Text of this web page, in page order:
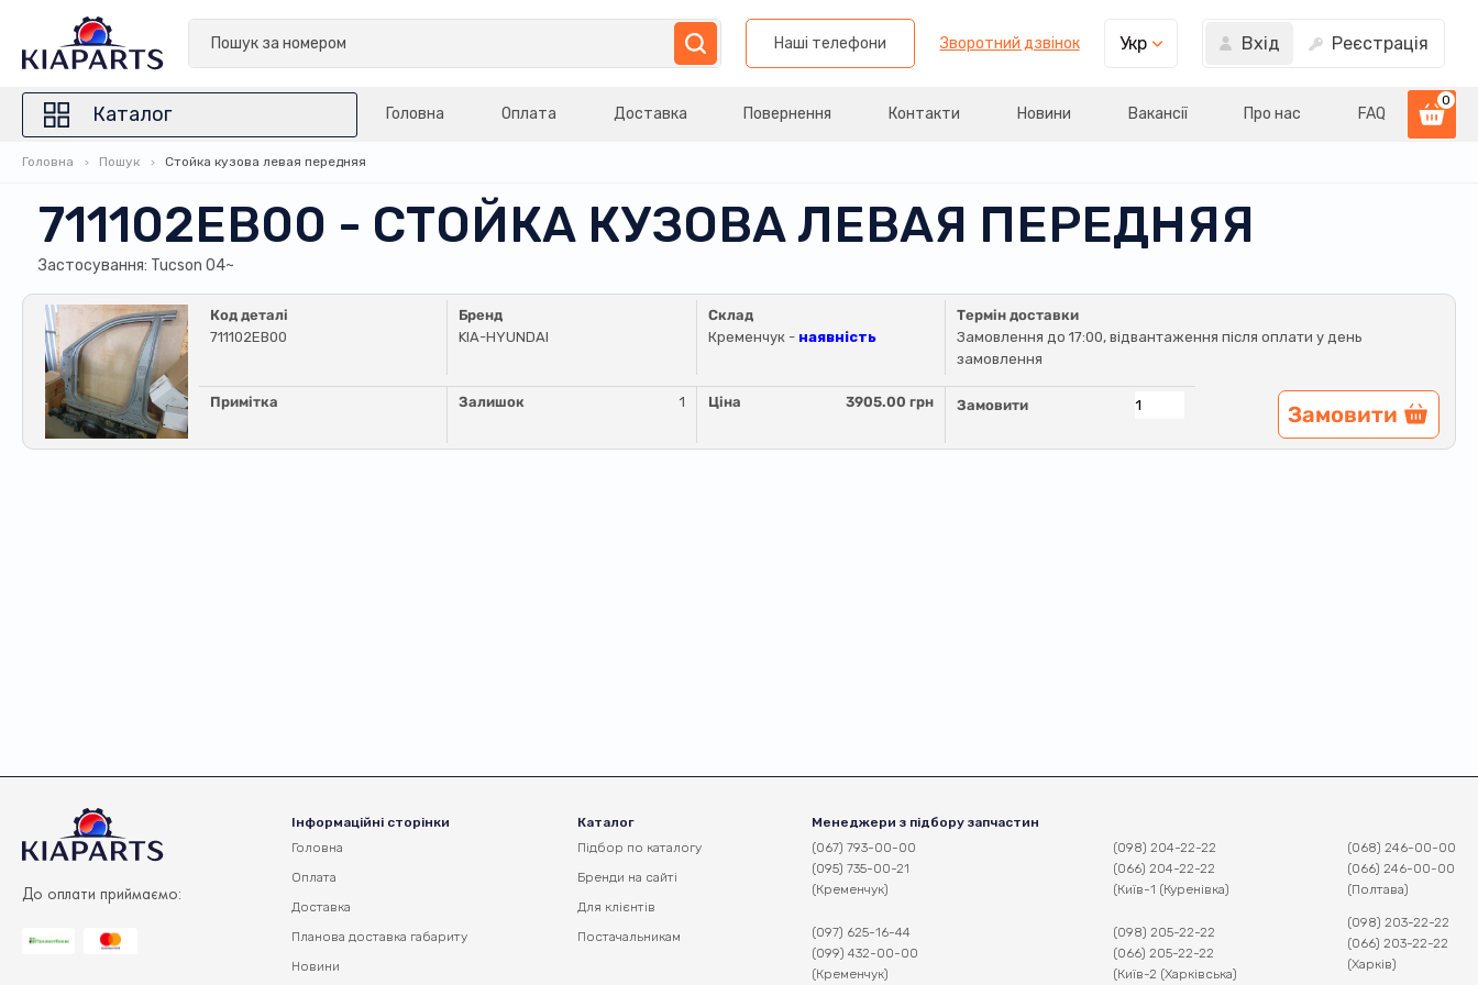
Наші телефони Зворотний дзвінок Укр Вхід Реєстрація
Каталог Головна Оплата Доставка Повернення Контакти Новини Вакансії Про нас FAQ
0
Головна Пошук Стойка кузова левая передняя
711102EB00 - СТОЙКА КУЗОВА ЛЕВАЯ ПЕРЕДНЯЯ
Застосування: Tucson 04~
Код деталі
711102EB00
Бренд
KIA-HYUNDAI
Склад
Кременчук - наявність
Термін доставки
Замовлення до 17:00, відвантаження після оплати у день
замовлення
Примітка Залишок 1 Ціна 3905.00 грн Замовити Замовити
До оплати приймаємо:
Інформаційні сторінки
Головна
Оплата
Доставка
Планова доставка габариту
Новини
Каталог
Підбор по каталогу
Бренди на сайті
Для клієнтів
Постачальникам
Менеджери з підбору запчастин
(067) 793-00-00
(095) 735-00-21
(Кременчук)
(097) 625-16-44
(099) 432-00-00
(Кременчук)
(098) 204-22-22
(066) 204-22-22
(Київ-1 (Куренівка)
(098) 205-22-22
(066) 205-22-22
(Київ-2 (Харківська)
(068) 246-00-00
(066) 246-00-00
(Полтава)
(098) 203-22-22
(066) 203-22-22
(Харків)